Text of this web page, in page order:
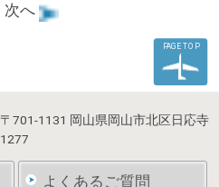
次へ
PAGE TOP
〒701-1131 岡山県岡山市北区日応寺
1277
よくあるご質問